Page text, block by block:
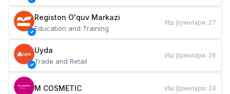
Registon O'quv Markazi
Education and Training
Иш ўринлари: 27
Uyda
Trade and Retail
Иш ўринлари: 26
M COSMETIC Иш ўринлари: 24